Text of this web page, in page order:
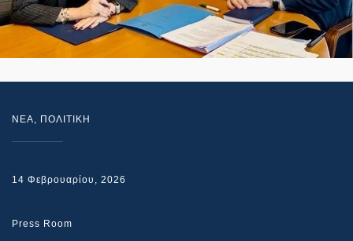
NEA, ΠΟΛΙΤΙΚΗ
14 Φεβρουαρίου, 2026
Press Room